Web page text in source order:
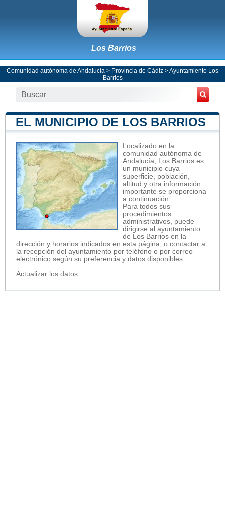
Los Barrios
Comunidad autónoma de Andalucía > Provincia de Cádiz >Ayuntamiento Los
Barrios
EL MUNICIPIO DE LOS BARRIOS
Localizado en la
comunidad autónoma de
Andalucía, Los Barrios es
un municipio cuya
superficie, población,
altitud y otra información
importante se proporciona
a continuación.
Para todos sus
procedimientos
administrativos, puede
dirigirse al ayuntamiento
de Los Barrios en la
dirección y horarios indicados en esta página, o contactar a
la recepción del ayuntamiento por teléfono o por correo
electrónico según su preferencia y datos disponibles.
Actualizar los datos